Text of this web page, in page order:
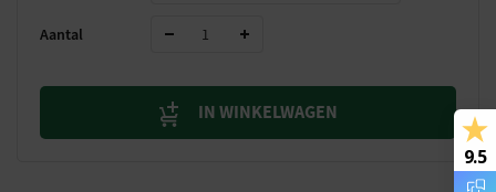
Aantal
IN WINKELWAGEN
9.5